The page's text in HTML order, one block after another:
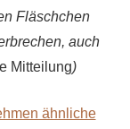
Fläschchen
auch
Mitteilung)
ähnliche